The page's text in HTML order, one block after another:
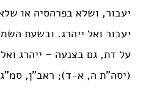
יעבור, ושלא בפרהסיה או
יעבור ואל ייהרג. ובשעת
על דת, גם בצנעה – ייהרג
(יסה”ת ה, א-ד); ראב”ן,